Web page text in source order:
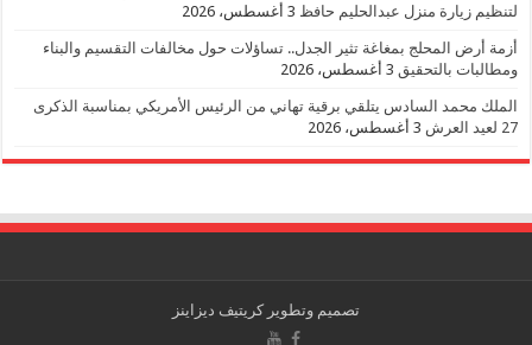
لتنظيم زيارة منزل عبدالحليم حافظ 3 أغسطس، 2026
أزمة أرض المحلج بمغاغة تثير الجدل.. تساؤلات حول مخالفات التقسيم والبناء
ومطالبات بالتحقيق 3 أغسطس، 2026
الملك محمد السادس يتلقي برقية تهاني من الرئيس الأمريكي بمناسبة الذكرى
27 لعيد العرش
3 أغسطس، 2026
تصميم وتطويركريتيف ديزاينز